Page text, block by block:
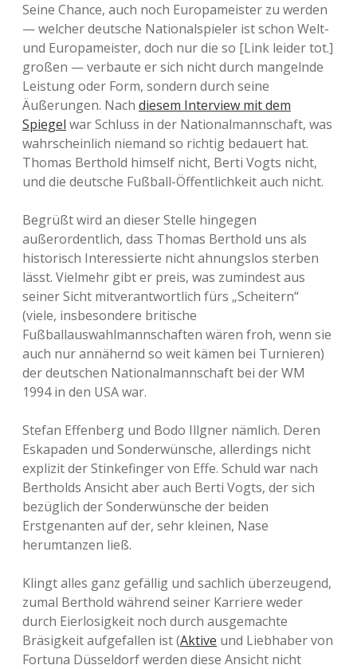
Seine Chance, auch noch Europameister zu werden
— welcher deutsche Nationalspieler ist schon Welt-
und Europameister, doch nur die so [Link leider tot.]
großen — verbaute er sich nicht durch mangelnde
Leistung oder Form, sondern durch seine
Äußerungen. Nach diesem Interview mit dem
Spiegel war Schluss in der Nationalmannschaft, was
wahrscheinlich niemand so richtig bedauert hat.
Thomas Berthold himself nicht, Berti Vogts nicht,
und die deutsche Fußball-Öffentlichkeit auch nicht.
Begrüßt wird an dieser Stelle hingegen
außerordentlich, dass Thomas Berthold uns als
historisch Interessierte nicht ahnungslos sterben
lässt. Vielmehr gibt er preis, was zumindest aus
seiner Sicht mitverantwortlich fürs „Scheitern“
(viele, insbesondere britische
Fußballauswahlmannschaften wären froh, wenn sie
auch nur annähernd so weit kämen bei Turnieren)
der deutschen Nationalmannschaft bei der WM
1994 in den USA war.
Stefan Effenberg und Bodo Illgner nämlich. Deren
Eskapaden und Sonderwünsche, allerdings nicht
explizit der Stinkefinger von Effe. Schuld war nach
Bertholds Ansicht aber auch Berti Vogts, der sich
bezüglich der Sonderwünsche der beiden
Erstgenanten auf der, sehr kleinen, Nase
herumtanzen ließ.
Klingt alles ganz gefällig und sachlich überzeugend,
zumal Berthold während seiner Karriere weder
durch Eierlosigkeit noch durch ausgemachte
Bräsigkeit aufgefallen ist (Aktive und Liebhaber von
Fortuna Düsseldorf werden diese Ansicht nicht